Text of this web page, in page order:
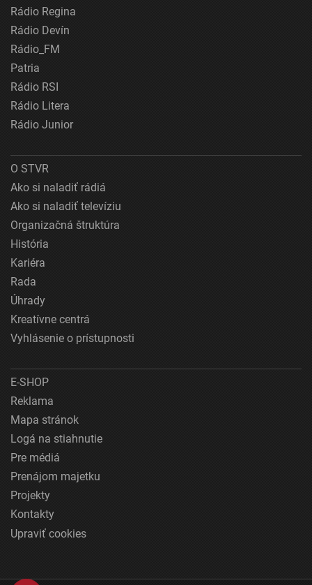
Rádio Regina
Rádio Devín
Rádio_FM
Patria
Rádio RSI
Rádio Litera
Rádio Junior
O STVR
Ako si naladiť rádiá
Ako si naladiť televíziu
Organizačná štruktúra
História
Kariéra
Rada
Úhrady
Kreatívne centrá
Vyhlásenie o prístupnosti
E-SHOP
Reklama
Mapa stránok
Logá na stiahnutie
Pre médiá
Prenájom majetku
Projekty
Kontakty
Upraviť cookies